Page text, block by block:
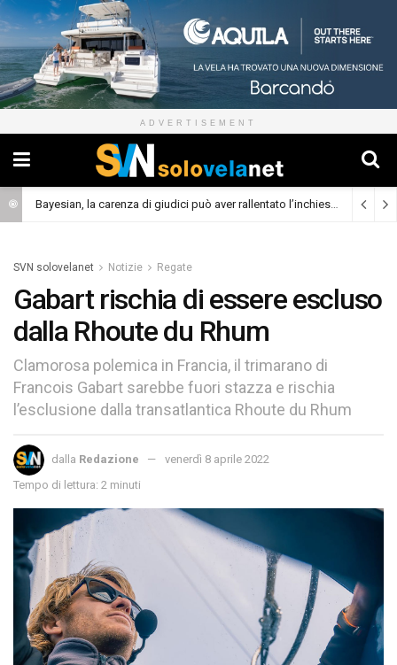
ADVERTISEMENT
Bayesian, la carenza di giudici può aver rallentato l’inchiesta (Cronaca)
SVN solovelanet Notizie Regate
Gabart rischia di essere escluso
dalla Rhoute du Rhum
Clamorosa polemica in Francia, il trimarano di
Francois Gabart sarebbe fuori stazza e rischia
l’esclusione dalla transatlantica Rhoute du Rhum
dalla Redazione
venerdì 8 aprile 2022
Tempo di lettura: 2 minuti